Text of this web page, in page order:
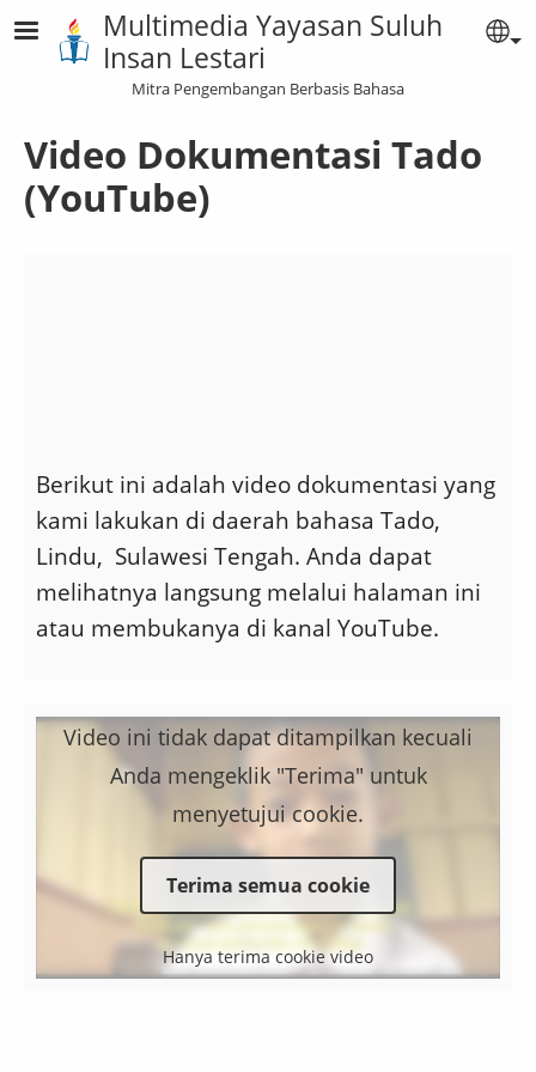
Lompat ke isi utama
Multimedia Yayasan Suluh
Insan Lestari
Mitra Pengembangan Berbasis Bahasa
Video Dokumentasi Tado
(YouTube)
Berikut ini adalah video dokumentasi yang
kami lakukan di daerah bahasa Tado,
Lindu, Sulawesi Tengah. Anda dapat
melihatnya langsung melalui halaman ini
atau membukanya di kanal YouTube.
Video ini tidak dapat ditampilkan kecuali
Anda mengeklik "Terima" untuk
menyetujui cookie.
Terima semua cookie
Hanya terima cookie video